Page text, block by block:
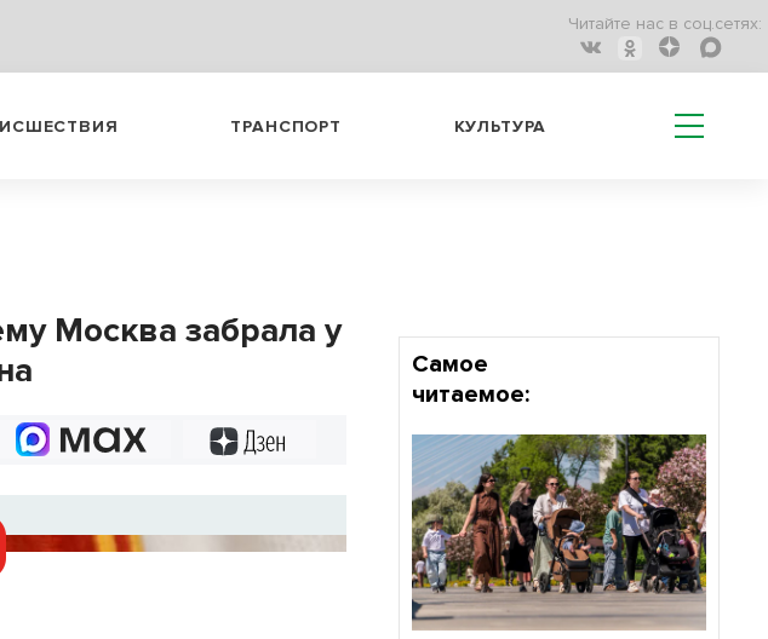
Читайте нас в соц.сетях:
ТРАНСПОРТ КУЛЬТУРА
Москва забрала у
Самое
читаемое: